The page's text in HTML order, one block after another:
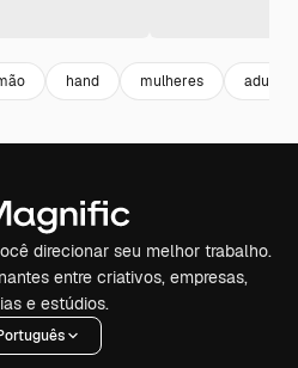
hand mulheres adulto
direcionar seu melhor trabalho.
entre criativos, empresas,
e estúdios.